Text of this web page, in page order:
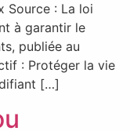
Source : La loi
à garantir le
publiée au
: Protéger la vie
[…]